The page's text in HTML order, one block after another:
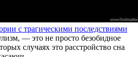
с трагическими последствиями
— это не просто безобидное
случаях это расстройство сна